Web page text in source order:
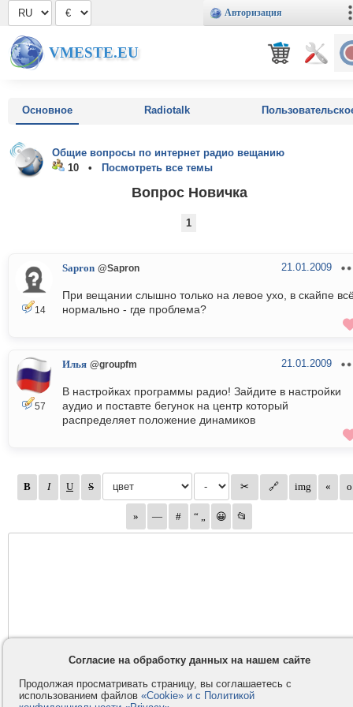
Авторизация
VMESTE.EU
Основное Radiotalk
Общие вопросы по интернет радио вещанию
10 •
Посмотреть все темы
Вопрос Новичка
1
14
Sapron @Sapron 21.01.2009
При вещании слышно только на левое ухо, в скайпе
нормально - где проблема?
57
Илья @groupfm 21.01.2009
В настройках программы радио! Зайдите в настройки
аудио и поставте бегунок на центр который
распределяет положение динамиков
Согласие на обработку данных на нашем сайте
Продолжая просматривать страницу, вы соглашаетесь с
использованием файлов «Cookie» и с Политикой